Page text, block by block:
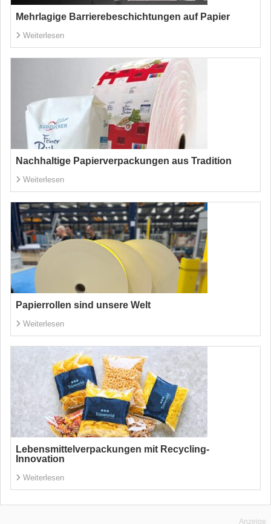
Mehrlagige Barrierebeschichtungen auf Papier
Weiterlesen
Nachhaltige Papierverpackungen aus Tradition
Weiterlesen
Papierrollen sind unsere Welt
Weiterlesen
Lebensmittelverpackungen mit Recycling-
Innovation
Weiterlesen
Anzeige